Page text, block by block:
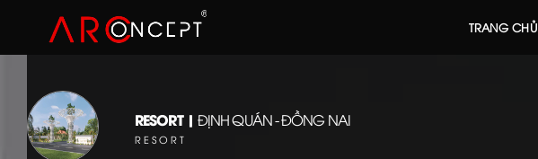
content
TRANG CHỦ
RESORT | ĐỊNH QUÁN - ĐỒNG NAI
RESORT